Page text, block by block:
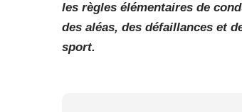
les règles élémentaires de
des aléas, des défaillances et
sport.